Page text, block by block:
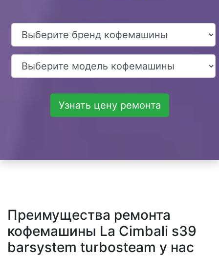
Узнать цену ремонта
Преимущества ремонта
кофемашины La Cimbali s39
barsystem turbosteam у нас